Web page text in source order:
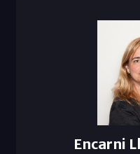
Encarni